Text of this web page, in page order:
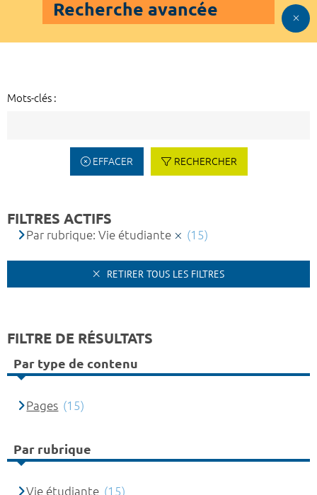
Recherche avancée
Mots-clés :
EFFACER RECHERCHER
FILTRES ACTIFS
Par rubrique: Vie étudiante (15)
RETIRER TOUS LES FILTRES
FILTRE DE RÉSULTATS
Par type de contenu
Pages (15)
Par rubrique
Vie étudiante (15)